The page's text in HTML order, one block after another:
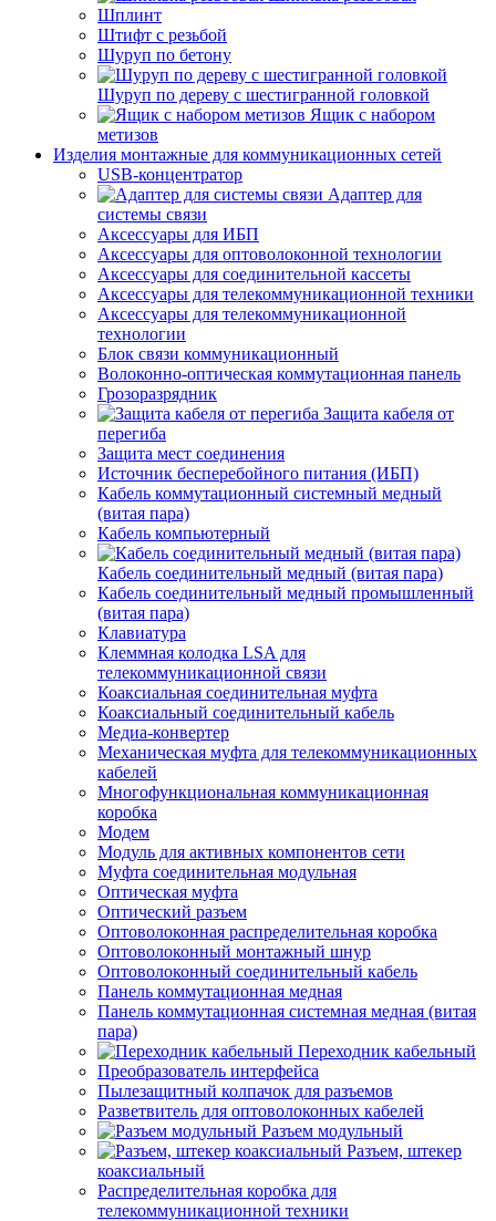
Шплинт
Штифт с резьбой
Шуруп по бетону
Шуруп по дереву с шестигранной головкой
Ящик с набором
метизов
Изделия монтажные для коммуникационных сетей
USB-концентратор
Адаптер для
системы связи
Аксессуары для ИБП
Аксессуары для оптоволоконной технологии
Аксессуары для соединительной кассеты
Аксессуары для телекоммуникационной техники
Аксессуары для телекоммуникационной
технологии
Блок связи коммуникационный
Волоконно-оптическая коммутационная панель
Грозоразрядник
Защита кабеля от
перегиба
Защита мест соединения
Источник бесперебойного питания (ИБП)
Кабель коммутационный системный медный
(витая пара)
Кабель компьютерный
Кабель соединительный медный (витая пара)
Кабель соединительный медный промышленный
(витая пара)
Клавиатура
Клеммная колодка LSA для
телекоммуникационной связи
Коаксиальная соединительная муфта
Коаксиальный соединительный кабель
Медиа-конвертер
Механическая муфта для телекоммуникационных
кабелей
Многофункциональная коммуникационная
коробка
Модем
Модуль для активных компонентов сети
Муфта соединительная модульная
Оптическая муфта
Оптический разъем
Оптоволоконная распределительная коробка
Оптоволоконный монтажный шнур
Оптоволоконный соединительный кабель
Панель коммутационная медная
Панель коммутационная системная медная (витая
пара)
Переходник кабельный
Преобразователь интерфейса
Пылезащитный колпачок для разъемов
Разветвитель для оптоволоконных кабелей
Разъем модульный
Разъем, штекер
коаксиальный
Распределительная коробка для
телекоммуникационной техники